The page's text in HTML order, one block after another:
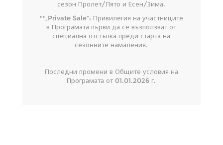
сезон Пролет/Лято и Есен/Зима.
**„Private Sale”: Привилегия на участниците
в Програмата първи да се възползват от
специална отстъпка преди старта на
сезонните намаления.
Последни промени в Общите условия на
Програмата от 01.01.2026 г.